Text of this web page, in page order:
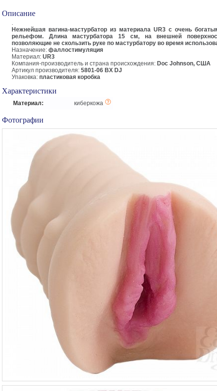
Описание
.
Нежнейшая вагина-мастурбатор из материала UR3 с очень
рельефом. Длина мастурбатора 15 см, на внешней
позволяющие не скользить руке по мастурбатору во время
Назначение: фаллостимуляция
Материал: UR3
Компания-производитель и страна происхождения: Doc Johnson, США
Артикул производителя: 5801-06 BX DJ
Упаковка: пластиковая коробка
Характеристики
Материал: киберкожа
Фотографии